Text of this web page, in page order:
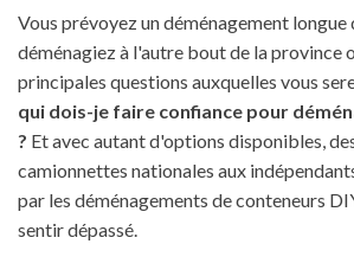
Vous prévoyez un déménagement longue
déménagiez à l'autre bout de la province
principales questions auxquelles vous
qui dois-je faire confiance pour
? Et avec autant d'options disponibles,
camionnettes nationales aux
par les déménagements de conteneurs
sentir dépassé.